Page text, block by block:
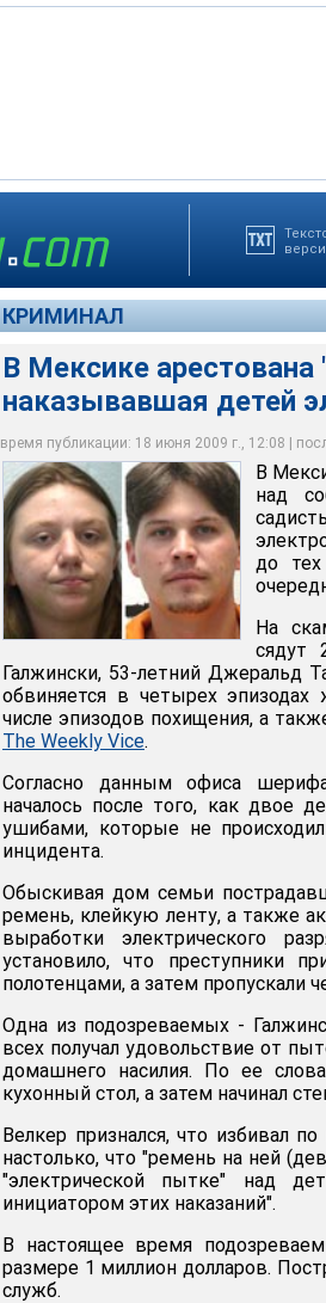
КРИМИНАЛ
В Мексике
наказывавшая детей
время публикации: 18 июня 2009 г., 12:08 |
В Мексике арестована "семья
NewsOn6.com
В
над
до
На
сядут
Галжински, 53-летний Джеральд
обвиняется в четырех
числе эпизодов похищения, а
The Weekly Vice.
Согласно данным офиса
началось после того, как двое
ушибами, которые не
инцидента.
Обыскивая дом семьи
ремень, клейкую ленту, а также
выработки электрического
установило, что преступники
полотенцами, а затем пропускали
Одна из подозреваемых -
всех получал удовольствие от
домашнего насилия. По ее
кухонный стол, а затем начинал
Велкер признался, что избивал
настолько, что "ремень на ней
"электрической пытке" над
инициатором этих наказаний".
В настоящее время
размере 1 миллион долларов.
служб.